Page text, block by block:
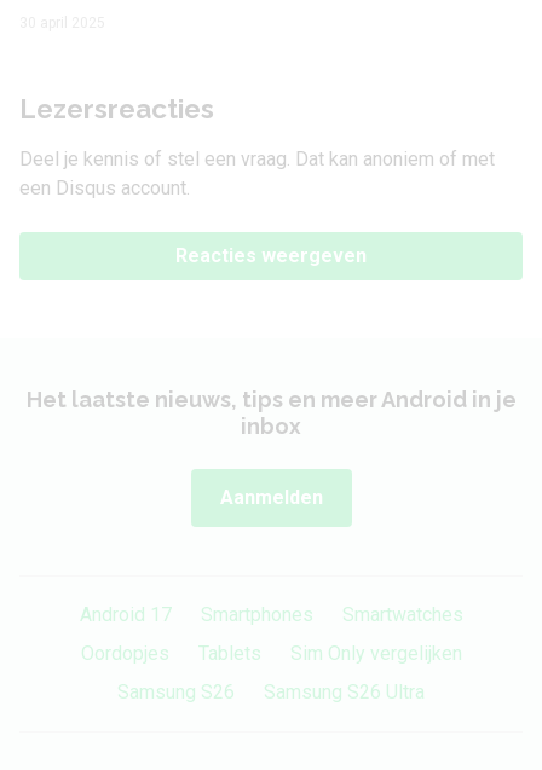
Lezersreacties
Deel je kennis of stel een vraag. Dat kan anoniem of met
een Disqus account.
Reacties weergeven
Het laatste nieuws, tips en meer Android in je
inbox
Aanmelden
Android 17 Smartphones
Smartwatches
Oordopjes
Tablets
Sim Only vergelijken
Samsung S26
Samsung S26 Ultra